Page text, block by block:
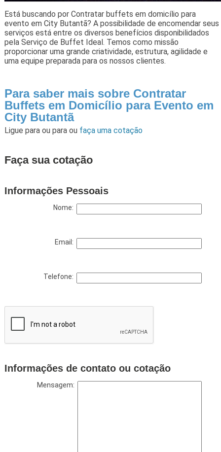
Está buscando por Contratar buffets em domicílio para
evento em City Butantã? A possibilidade de encomendar seus
serviços está entre os diversos benefícios disponibilidados
pela Serviço de Buffet Ideal. Temos como missão
proporcionar uma grande criatividade, estrutura, agilidade e
uma equipe preparada para os nossos clientes.
Para saber mais sobre Contratar
Buffets em Domicílio para Evento em
City Butantã
Ligue para ou para ou faça uma cotação
Faça sua cotação
Informações Pessoais
Nome:
Email:
Telefone:
Informações de contato ou cotação
Mensagem: